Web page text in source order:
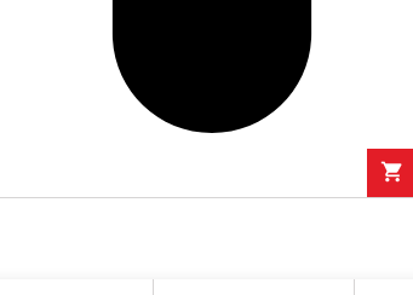
shopping_cart